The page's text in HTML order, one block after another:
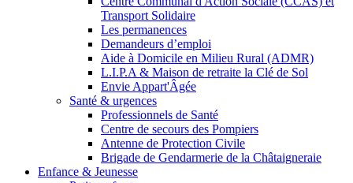
Transport Solidaire
Les permanences
Demandeurs d’emploi
Aide à Domicile en Milieu Rural (ADMR)
L.I.P.A & Maison de retraite la Clé de Sol
Envie Appart'Âgée
Santé & urgences
Professionnels de Santé
Centre de secours des Pompiers
Antenne de Protection Civile
Brigade de Gendarmerie de la Châtaigneraie
Enfance & Jeunesse